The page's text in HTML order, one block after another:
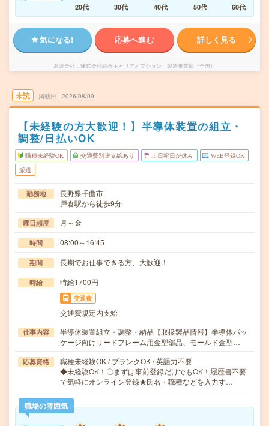
20代
30代 40代 50代 60代
気になる! 応募へ進む 詳しく見る
派遣会社 株式会社綜合キャリアオプション 製造事業部（全国）
未読 掲載日 2026/08/09
【未経験の方大歓迎！】半導体装置の組立・
調整/日払いOK
職種未経験OK 交通費別途支給あり 土日祝日が休み WEB登録OK
派遣
勤務地
長野県千曲市
戸倉駅から徒歩9分
曜日頻度 月～金
時間 08:00～16:45
期間 長期でお仕事できる方、大歓迎！
時給 時給1700円
交通費
交通費規定内支給
仕事内容
半導体装置組立・調整・納品【取扱製品情報】半導体パッ
ケージ向けリードフレーム用金型部品、モールド金型…
応募資格
職種未経験OK / ブランクOK / 英語力不要
◆未経験OK！〇まずは事前登録だけでもOK！履歴書不要
で気軽にオンライン登録★氏名・職種などを入力す…
職場の雰囲気